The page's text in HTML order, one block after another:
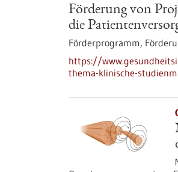
Förderung von
die
Förderprogramm,
https://
thema-klinische-